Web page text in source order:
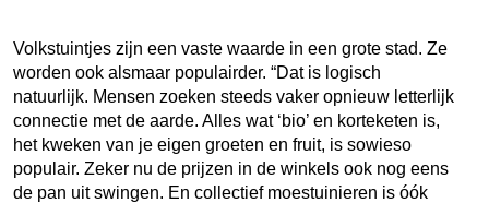
Volkstuintjes zijn een vaste waarde in een grote stad. Ze
worden ook alsmaar populairder. “Dat is logisch
natuurlijk. Mensen zoeken steeds vaker opnieuw letterlijk
connectie met de aarde. Alles wat ‘bio’ en korteketen is,
het kweken van je eigen groeten en fruit, is sowieso
populair. Zeker nu de prijzen in de winkels ook nog eens
de pan uit swingen. En collectief moestuinieren is óók